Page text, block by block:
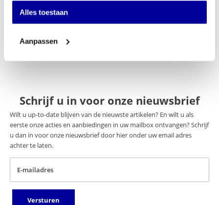
Alles toestaan
Aanpassen
Keuze stoffering Leer
Schrijf u in voor onze nieuwsbrief
Wilt u up-to-date blijven van de nieuwste artikelen? En wilt u als
eerste onze acties en aanbiedingen in uw mailbox ontvangen? Schrijf
u dan in voor onze nieuwsbrief door hier onder uw email adres
achter te laten.
E-mailadres
Versturen